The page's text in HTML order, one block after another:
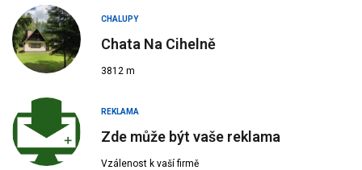
CHALUPY
Chata Na Cihelně
3812 m
REKLAMA
Zde může být vaše reklama
Vzálenost k vaší firmě